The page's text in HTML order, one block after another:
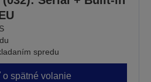
spredu
spätné volanie